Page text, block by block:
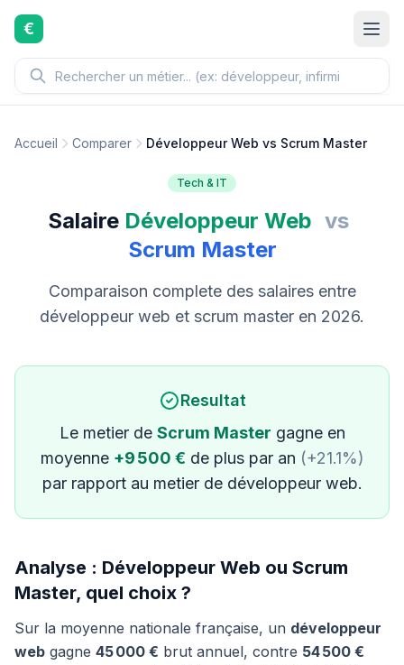
Aller au contenu principal
€
Accueil Comparer Développeur Web vs Scrum Master
Tech & IT
Salaire Développeur Web vs
Scrum Master
Comparaison complete des salaires entre
développeur web et scrum master en 2026.
Resultat
Le metier de Scrum Master gagne en
moyenne +9 500 € de plus par an (+21.1%)
par rapport au metier de développeur web.
Analyse : Développeur Web ou Scrum
Master, quel choix ?
Sur la moyenne nationale française, un développeur
web gagne 45 000 € brut annuel, contre 54 500 €